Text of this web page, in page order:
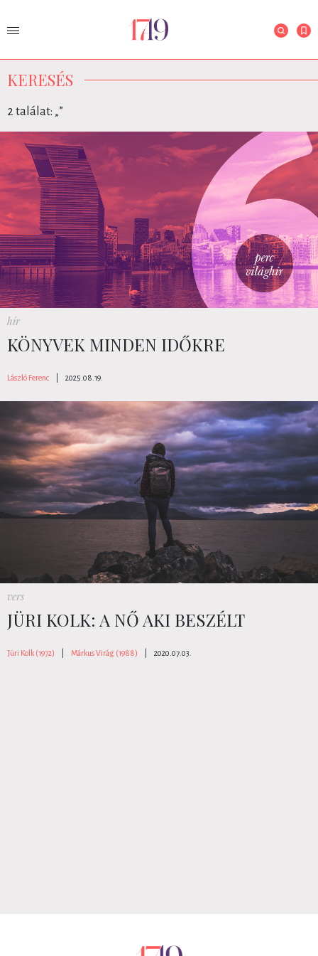
KERESÉS
2 találat: „”
hír
KÖNYVEK MINDEN IDŐKRE
László Ferenc 2025.08.19.
vers
JÜRI KOLK: A NŐ AKI BESZÉLT
Jüri Kolk (1972) Márkus Virág (1988) 2020.07.03.